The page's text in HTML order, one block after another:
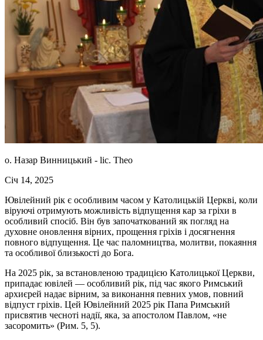
о. Назар Винницький - lic. Theo
Січ 14, 2025
Ювілейний рік є особливим часом у Католицькій Церкві, коли
віруючі отримують можливість відпущення кар за гріхи в
особливий спосіб. Він був започаткований як погляд на
духовне оновлення вірних, прощення гріхів і досягнення
повного відпущення. Це час паломництва, молитви, покаяння
та особливої ​​близькості до Бога.
На 2025 рік, за встановленою традицією Католицької Церкви,
припадає ювілей — особливий рік, під час якого Римський
архиєрей надає вірним, за виконання певних умов, повний
відпуст гріхів. Цей Ювілейний 2025 рік Папа Римський
присвятив чесноті надії, яка, за апостолом Павлом, «не
засоромить» (Рим. 5, 5).